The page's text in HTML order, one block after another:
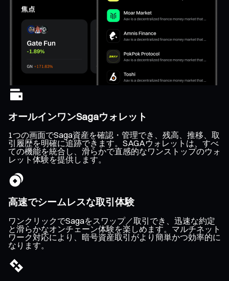
オールインワンSagaウォレット
1つの画面でSaga資産を確認・管理でき、残高、推移、取
引履歴を明確に追跡できます。SAGAウォレットは、すべ
ての機能を統合し、滑らかで直感的なワンストップのウォ
レット体験を提供します。
高速でシームレスな取引体験
ワンクリックでSagaをスワップ／取引でき、迅速な約定
と滑らかなオンチェーン体験を楽しめます。マルチネット
ワーク対応により、暗号資産取引がより簡単かつ効率的に
なります。